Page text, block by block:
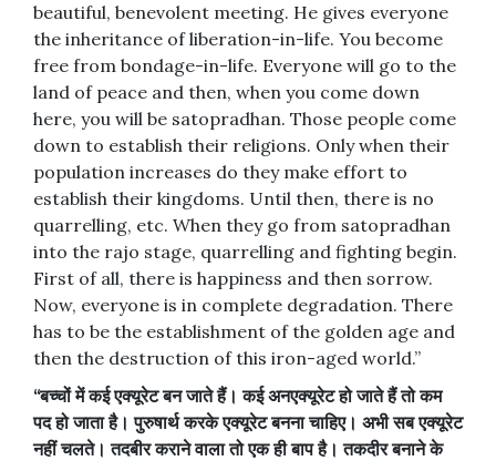
beautiful, benevolent meeting. He gives everyone
the inheritance of liberation-in-life. You become
free from bondage-in-life. Everyone will go to the
land of peace and then, when you come down
here, you will be satopradhan. Those people come
down to establish their religions. Only when their
population increases do they make effort to
establish their kingdoms. Until then, there is no
quarrelling, etc. When they go from satopradhan
into the rajo stage, quarrelling and fighting begin.
First of all, there is happiness and then sorrow.
Now, everyone is in complete degradation. There
has to be the establishment of the golden age and
then the destruction of this iron-aged world.”
“बच्चों में कई एक्यूरेट बन जाते हैं। कई अनएक्यूरेट हो जाते हैं तो कम
पद हो जाता है। पुरुषार्थ करके एक्यूरेट बनना चाहिए। अभी सब एक्यूरेट
नहीं चलते। तदबीर कराने वाला तो एक ही बाप है। तकदीर बनाने के